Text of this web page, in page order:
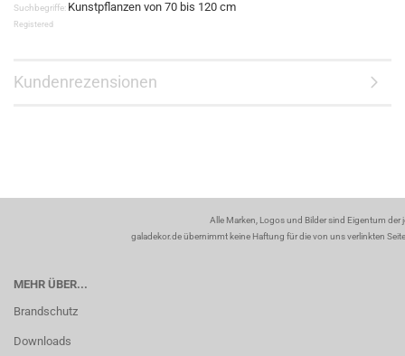
Suchbegriffe: Kunstpflanzen von 70 bis 120 cm
Registered
Kundenrezensionen
Alle Marken, Logos und Bilder sind Eigentum
galadekor.de übernimmt keine Haftung für die von uns verlinkten
MEHR ÜBER...
Brandschutz
Downloads